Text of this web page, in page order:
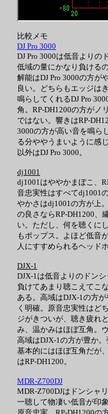
比較メモ
DJ Pro 3000
DJ Pro 3000は低音よりの
低域の量にかなり負ける
解能はDJ Pro 3000の方
良い。どちらもエッジは
鳴らしてくれるDJ Pro
角。RP-DH1200の方がノ
ではない。響きはRP-
3000の方が高い音を鳴ら
る分ややうまいように感
以外はDJ Pro 3000。
dj1001
dj1001はややかまぼこ、
音忠実性はすべてdj1001
やかさはdj1001の方が上
の良さならRP-DH1200、
い。ただし、何を聴くに
もポップス。よほど低音
人にすすめられるヘッド
DJX-1
DJX-1は低音よりのドン
負けてあまり聴こえてこ
ある。高域はDJX-1の方
く明確。原音忠実性はど
ジがきついが、聴き疲れ
み、温かみはほぼ互角。
高域はDJX-1の方が豊か
基本的にはほぼ互角だが
はRP-DH1200。
MDR-Z700DJ
MDR-Z700DJはドンシャ
一聴して物凄い低音が印